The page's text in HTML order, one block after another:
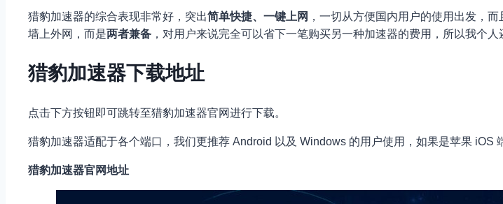
猎豹加速器的综合表现非常好，突出简单快捷、一键上网 ，一切从方便国内用户的使用出发，
墙上外网，而是两者兼备 ，对用户来说完全可以省下一笔购买另一种加速器的费用，所以我个
猎豹加速器下载地址
点击下方按钮即可跳转至猎豹加速器官网进行下载。
猎豹加速器适配于各个端口，我们更推荐 Android 以及 Windows 的用户使用，如果是苹果 iOS
猎豹加速器官网地址